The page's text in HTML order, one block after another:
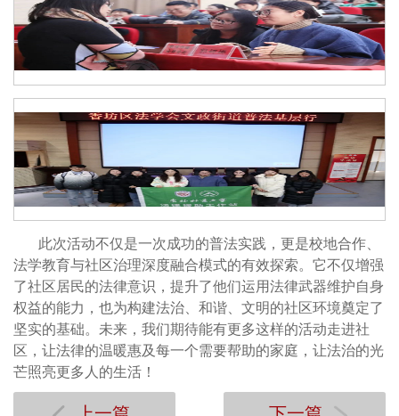
此次活动不仅是一次成功的普法实践，更是校地合作、
法学教育与社区治理深度融合模式的有效探索。它不仅增强
了社区居民的法律意识，提升了他们运用法律武器维护自身
权益的能力，也为构建法治、和谐、文明的社区环境奠定了
坚实的基础。未来，我们期待能有更多这样的活动走进社
区，让法律的温暖惠及每一个需要帮助的家庭，让法治的光
芒照亮更多人的生活！